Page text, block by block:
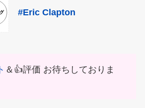
#Eric Clapton
＆👍評価 お待ちしておりま